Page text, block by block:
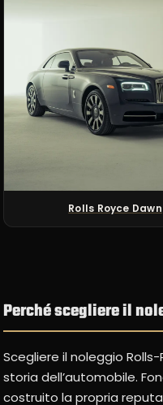
Rolls Royce Dawn
Perché scegliere il
Scegliere il noleggio
storia dell’automobile.
costruito la propria